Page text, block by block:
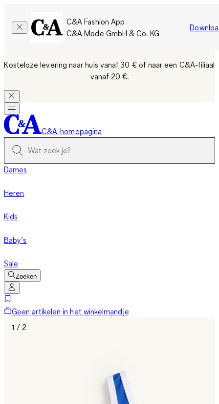
C&A Fashion App
C&A Mode GmbH & Co. KG
Kosteloze levering naar huis vanaf 30 € of naar een C&A-filiaal
vanaf 20 €.
C&A-homepagina
Dames
Heren
Kids
Baby’s
Sale
Zoeken
Geen artikelen in het winkelmandje
1 / 2